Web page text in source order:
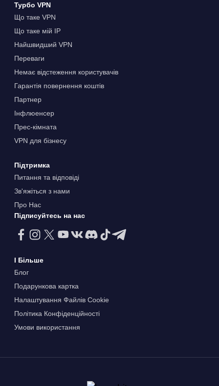
Турбо VPN
Що таке VPN
Що таке мій IP
Найшвидший VPN
Переваги
Немає відстеження користувачів
Гарантія повернення коштів
Партнер
Інфлюенсер
Прес-кімната
VPN для бізнесу
Підтримка
Питання та відповіді
Зв'яжіться з нами
Про Нас
Підписуйтесь на нас
І Більше
Блог
Подарункова картка
Налаштування Файлів Сookie
Політика Конфіденційності
Умови використання